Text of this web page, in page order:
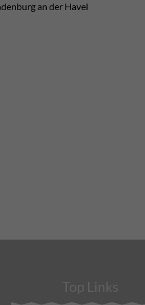
an der Havel
Top Links